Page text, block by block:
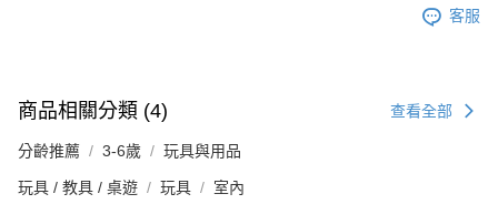
客服
商品相關分類 (4) 查看全部
分齡推薦 3-6歲 玩具與用品
玩具 / 教具 / 桌遊 玩具 室內